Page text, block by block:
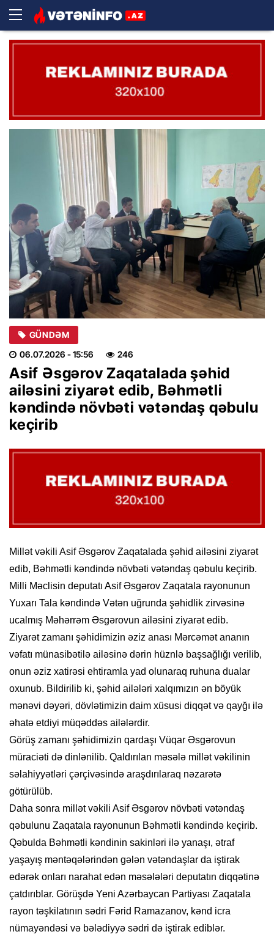
GÜNDƏM
06.07.2026 - 15:56 246
Asif Əsgərov Zaqatalada şəhid
ailəsini ziyarət edib, Bəhmətli
kəndində növbəti vətəndaş qəbulu
keçirib
Millət vəkili Asif Əsgərov Zaqatalada şəhid ailəsini ziyarət
edib, Bəhmətli kəndində növbəti vətəndaş qəbulu keçirib.
Milli Məclisin deputatı Asif Əsgərov Zaqatala rayonunun
Yuxarı Tala kəndində Vətən uğrunda şəhidlik zirvəsinə
ucalmış Məhərrəm Əsgərovun ailəsini ziyarət edib.
Ziyarət zamanı şəhidimizin əziz anası Mərcəmət ananın
vəfatı münasibətilə ailəsinə dərin hüznlə başsağlığı verilib,
onun əziz xatirəsi ehtiramla yad olunaraq ruhuna dualar
oxunub. Bildirilib ki, şəhid ailələri xalqımızın ən böyük
mənəvi dəyəri, dövlətimizin daim xüsusi diqqət və qayğı ilə
əhatə etdiyi müqəddəs ailələrdir.
Görüş zamanı şəhidimizin qardaşı Vüqar Əsgərovun
müraciəti də dinlənilib. Qaldırılan məsələ millət vəkilinin
səlahiyyətləri çərçivəsində araşdırılaraq nəzarətə
götürülüb.
Daha sonra millət vəkili Asif Əsgərov növbəti vətəndaş
qəbulunu Zaqatala rayonunun Bəhmətli kəndində keçirib.
Qəbulda Bəhmətli kəndinin sakinləri ilə yanaşı, ətraf
yaşayış məntəqələrindən gələn vətəndaşlar da iştirak
edərək onları narahat edən məsələləri deputatın diqqətinə
çatdırıblar. Görüşdə Yeni Azərbaycan Partiyası Zaqatala
rayon təşkilatının sədri Fərid Ramazanov, kənd icra
nümayəndəsi və bələdiyyə sədri də iştirak ediblər.